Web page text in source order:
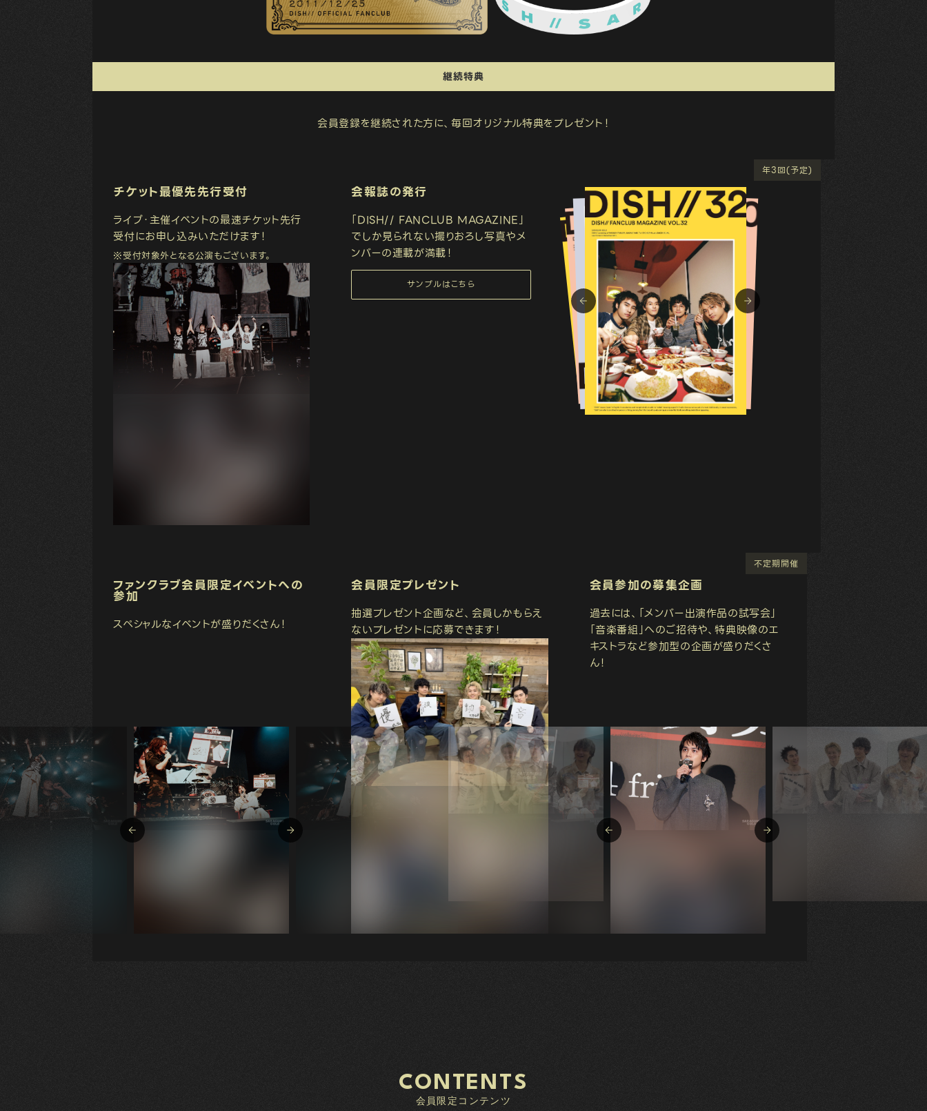
継続特典
会員登録を継続された方に、毎回オリジナル特典をプレゼント！
チケット最優先先行受付
ライブ・主催イベントの最速チケット先行
受付にお申し込みいただけます！
※受付対象外となる公演もございます。
年3回(予定)
会報誌の発行
「DISH// FANCLUB MAGAZINE」
でしか見られない撮りおろし写真やメ
ンバーの連載が満載！
サンプルはこちら
ファンクラブ会員限定イベントへの
参加
スペシャルなイベントが盛りだくさん！
会員限定プレゼント
抽選プレゼント企画など、会員しかもらえ
ないプレゼントに応募できます！
不定期開催
会員参加の募集企画
過去には、「メンバー出演作品の試写会」
「音楽番組」へのご招待や、特典映像のエ
キストラなど参加型の企画が盛りだくさ
ん！
CONTENTS
会員限定コンテンツ